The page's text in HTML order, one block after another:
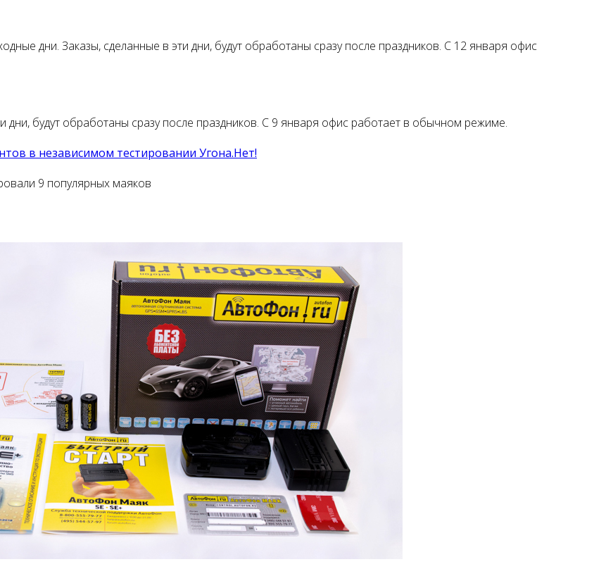
дни. Заказы, сделанные в эти дни, будут обработаны сразу после праздников. С 12 января офис
будут обработаны сразу после праздников. С 9 января офис работает в обычном режиме.
в независимом тестировании Угона.Нет!
9 популярных маяков